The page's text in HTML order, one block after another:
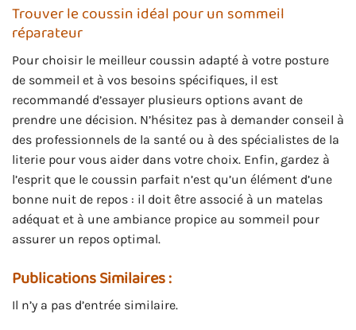
Trouver le coussin idéal pour un sommeil
réparateur
Pour choisir le meilleur coussin adapté à votre posture
de sommeil et à vos besoins spécifiques, il est
recommandé d’essayer plusieurs options avant de
prendre une décision. N’hésitez pas à demander conseil à
des professionnels de la santé ou à des spécialistes de la
literie pour vous aider dans votre choix. Enfin, gardez à
l’esprit que le coussin parfait n’est qu’un élément d’une
bonne nuit de repos : il doit être associé à un matelas
adéquat et à une ambiance propice au sommeil pour
assurer un repos optimal.
Publications Similaires :
Il n’y a pas d’entrée similaire.